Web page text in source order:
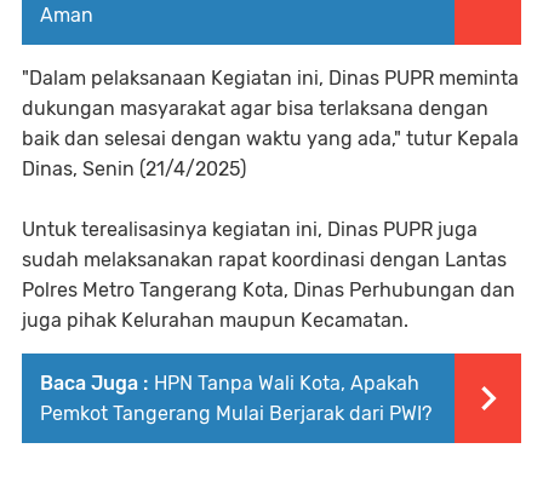
Aman
"Dalam pelaksanaan Kegiatan ini, Dinas PUPR meminta
dukungan masyarakat agar bisa terlaksana dengan
baik dan selesai dengan waktu yang ada," tutur Kepala
Dinas, Senin (21/4/2025)
Untuk terealisasinya kegiatan ini, Dinas PUPR juga
sudah melaksanakan rapat koordinasi dengan Lantas
Polres Metro Tangerang Kota, Dinas Perhubungan dan
juga pihak Kelurahan maupun Kecamatan.
Baca Juga : HPN Tanpa Wali Kota, Apakah
Pemkot Tangerang Mulai Berjarak dari PWI?